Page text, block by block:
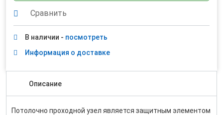
Сравнить
В наличии - посмотреть
Информация о доставке
Описание
Потолочно проходной узел является защитным элементом